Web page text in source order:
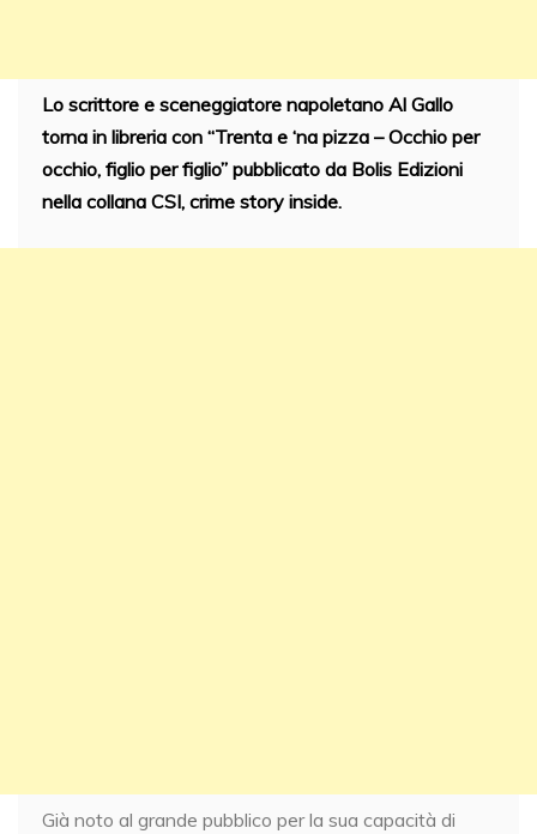
Lo scrittore e sceneggiatore napoletano Al Gallo
torna in libreria con “Trenta e ‘na pizza – Occhio per
occhio, figlio per figlio” pubblicato da Bolis Edizioni
nella collana CSI, crime story inside.
Già noto al grande pubblico per la sua capacità di